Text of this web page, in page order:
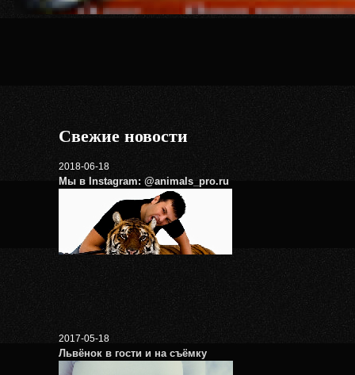
Свежие новости
2018-06-18
Мы в Instagram: @animals_pro.ru
2017-05-18
Львёнок в гости и на съёмку